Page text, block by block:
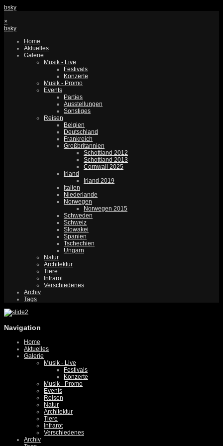
bsky
×
bsky
Home
Aktuelles
Galerie
Musik - Live
Festivals
Konzerte
Musik - Promo
Events
Parties
Ausstellungen
Sonstiges
Reisen
Belgien
Deutschland
Frankreich
Großbritannien
Schottland 2012
Schottland 2013
Cornwall 2025
Irland
Irland 2019
Italien
Niederlande
Norwegen
Norwegen 2015
Schweden
Schweiz
Slowakei
Spanien
Tschechien
Ungarn
Natur
Architektur
Tiere
Infrarot
Verschiedenes
Archiv
Tags
Navigation
Home
Aktuelles
Galerie
Musik - Live
Festivals
Konzerte
Musik - Promo
Events
Reisen
Natur
Architektur
Tiere
Infrarot
Verschiedenes
Archiv